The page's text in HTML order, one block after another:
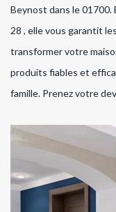
Beynost dans le
28 , elle vous garantit
transformer votre
produits fiables et
famille. Prenez votre